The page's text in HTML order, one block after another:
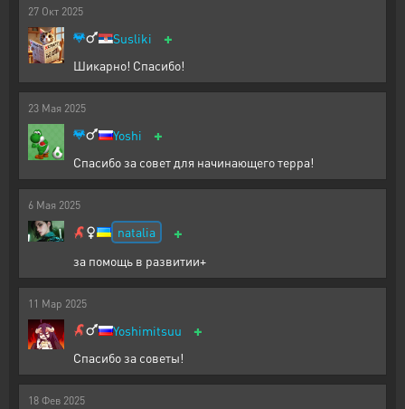
27 Окт 2025
Susliki +
Шикарно! Спасибо!
23 Мая 2025
Yoshi +
Спасибо за совет для начинающего терра!
6 Мая 2025
natalia +
за помощь в развитии+
11 Мар 2025
Yoshimitsuu +
Спасибо за советы!
18 Фев 2025